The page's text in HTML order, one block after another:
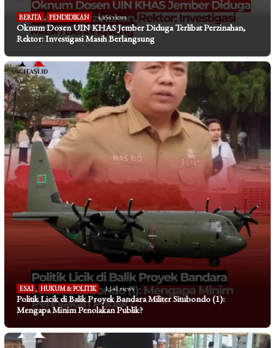
BERITA , PENDIDIKAN 4,454 views
Oknum Dosen UIN KHAS Jember Diduga Terlibat Perzinahan,
Rektor: Investigasi Masih Berlangsung
ESAI , HUKUM & POLITIK 1,141 views
Politik Licik di Balik Proyek Bandara Militer Situbondo (1):
Mengapa Minim Penolakan Publik?